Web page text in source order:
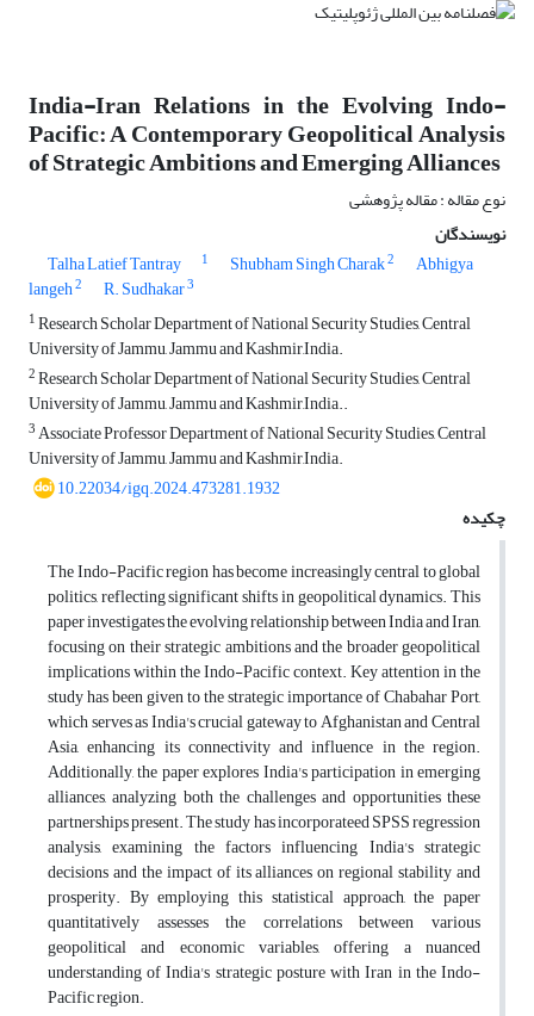
India-Iran Relations in the Evolving Indo-
Pacific: A Contemporary Geopolitical Analysis
of Strategic Ambitions and Emerging Alliances
نوع مقاله : مقاله پژوهشی
نویسندگان
Talha Latief Tantray
1 Shubham Singh Charak2 Abhigya
langeh2 R. Sudhakar3
1Research Scholar Department of National Security Studies, Central
University of Jammu, Jammu and Kashmir,India.
2Research Scholar Department of National Security Studies, Central
University of Jammu, Jammu and Kashmir,India..
3Associate Professor Department of National Security Studies, Central
University of Jammu, Jammu and Kashmir,India.
10.22034/igq.2024.473281.1932
چکیده
The Indo-Pacific region has become increasingly central to global
politics, reflecting significant shifts in geopolitical dynamics. This
paper investigates the evolving relationship between India and Iran,
focusing on their strategic ambitions and the broader geopolitical
implications within the Indo-Pacific context. Key attention in the
study has been given to the strategic importance of Chabahar Port,
which serves as India's crucial gateway to Afghanistan and Central
Asia, enhancing its connectivity and influence in the region.
Additionally, the paper explores India's participation in emerging
alliances, analyzing both the challenges and opportunities these
partnerships present. The study has incorporateed SPSS regression
analysis, examining the factors influencing India's strategic
decisions and the impact of its alliances on regional stability and
prosperity. By employing this statistical approach, the paper
quantitatively assesses the correlations between various
geopolitical and economic variables, offering a nuanced
understanding of India's strategic posture with Iran in the Indo-
Pacific region.